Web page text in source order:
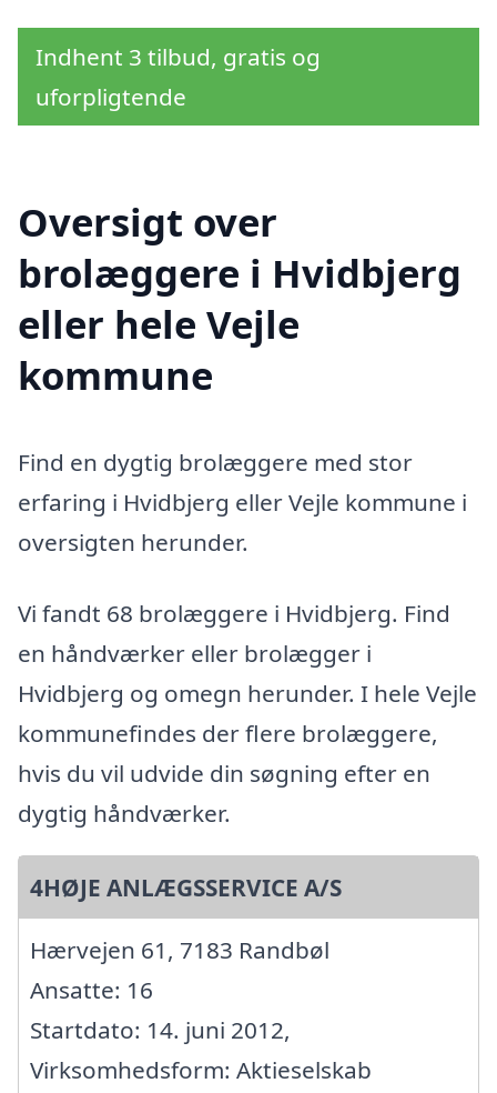
Indhent 3 tilbud, gratis og
uforpligtende
Oversigt over
brolæggere i Hvidbjerg
eller hele Vejle
kommune
Find en dygtig brolæggere med stor
erfaring i Hvidbjerg eller Vejle kommune i
oversigten herunder.
Vi fandt 68 brolæggere i Hvidbjerg. Find
en håndværker eller brolægger i
Hvidbjerg og omegn herunder. I hele Vejle
kommunefindes der flere brolæggere,
hvis du vil udvide din søgning efter en
dygtig håndværker.
4HØJE ANLÆGSSERVICE A/S
Hærvejen 61, 7183 Randbøl
Ansatte: 16
Startdato: 14. juni 2012,
Virksomhedsform: Aktieselskab